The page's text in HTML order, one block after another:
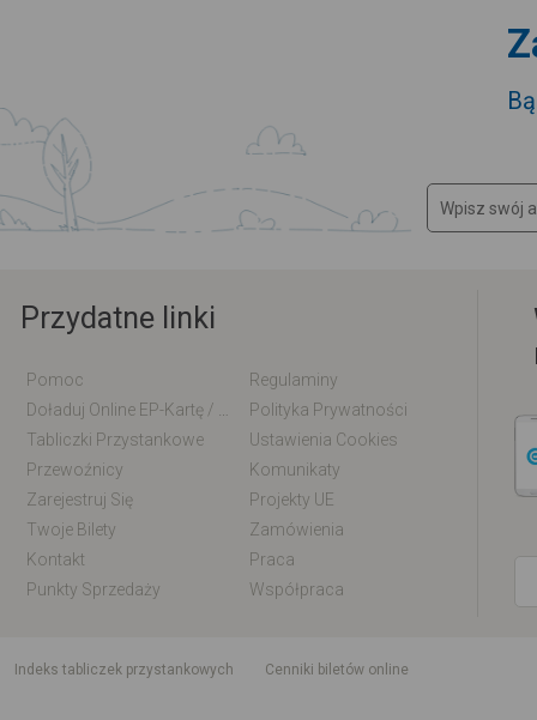
Przydatne linki
Pomoc
Regulaminy
Polityka Prywatności
Tabliczki Przystankowe
Ustawienia Cookies
Przewoźnicy
Komunikaty
Zarejestruj Się
Projekty UE
Twoje Bilety
Zamówienia
Kontakt
Praca
Punkty Sprzedaży
Współpraca
indeks tabliczek przystankowych
Cenniki biletów online